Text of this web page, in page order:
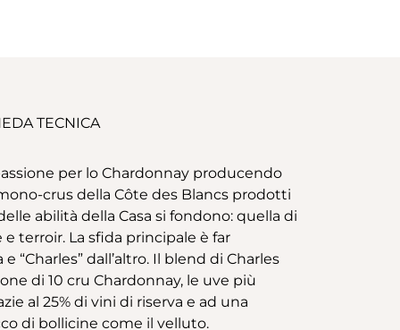
TECNICA
per lo Chardonnay producendo
crus della Côte des Blancs prodotti
abilità della Casa si fondono: quella di
terroir. La sfida principale è far
dall’altro. Il blend di Charles
di 10 cru Chardonnay, le uve più
al 25% di vini di riserva e ad una
di bollicine come il velluto.